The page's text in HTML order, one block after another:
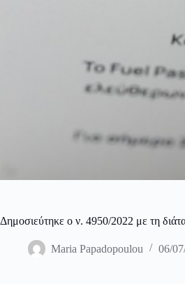
Δημοσιεύτηκε ο ν. 4950/2022 με τη
Maria Papadopoulou 06/